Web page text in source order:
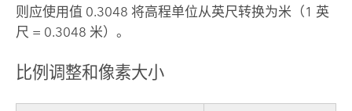
则应使用值 0.3048 将高程单位从英尺转换为米（1 英
尺 = 0.3048 米）。
比例调整和像素大小